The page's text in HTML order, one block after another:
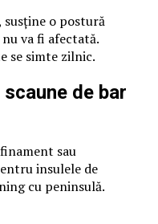
susține o postură
va fi afectată.
se simte zilnic.
de bar
sau
insulele de
cu peninsulă.